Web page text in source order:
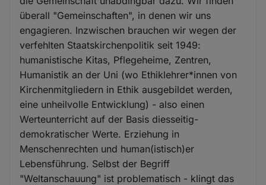
überall "Gemeinschaften", in denen wir uns
engagieren. Inzwischen brauchen wir wegen der
verfehlten Staatskirchenpolitik seit 1949:
humanistische Kitas, Pflegeheime, Zentren,
Humanistik an der Uni (wo Ethiklehrer*innen von
Kirchenmitgliedern in Ethik ausgebildet werden,
eine unheilvolle Entwicklung) - also einen
Werteunterricht auf der Basis diesseitig-
demokratischer Werte. Erziehung in
Menschenrechten und human(istisch)er
Lebensführung. Selbst der Begriff
"Weltanschauung" ist problematisch - klingt das